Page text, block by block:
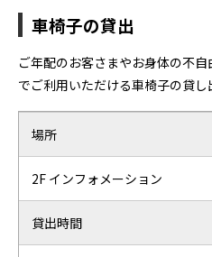
車椅子の貸出
ご年配のお客さまやお身体の不
でご利用いただける車椅子の貸し
場所
2F インフォメーション
貸出時間